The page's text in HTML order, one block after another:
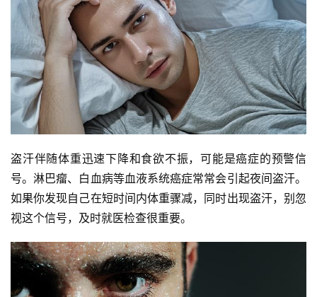
盗汗伴随体重迅速下降和食欲不振，可能是癌症的预警信
号。淋巴瘤、白血病等血液系统癌症常常会引起夜间盗汗。
如果你发现自己在短时间内体重骤减，同时出现盗汗，别忽
视这个信号，及时就医检查很重要。